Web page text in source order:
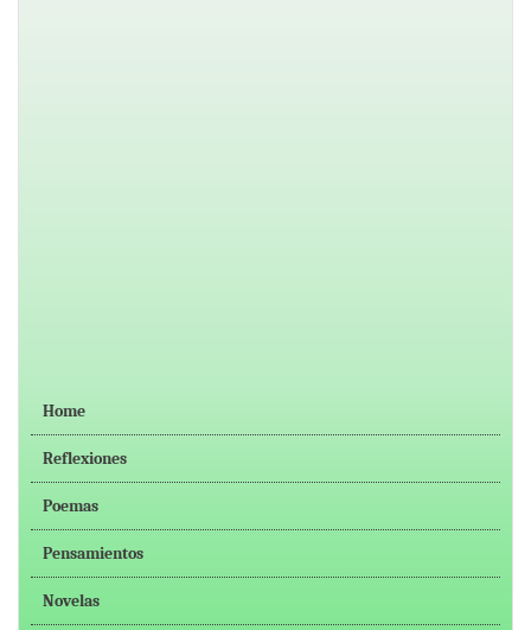
Home
Reflexiones
Poemas
Pensamientos
Novelas